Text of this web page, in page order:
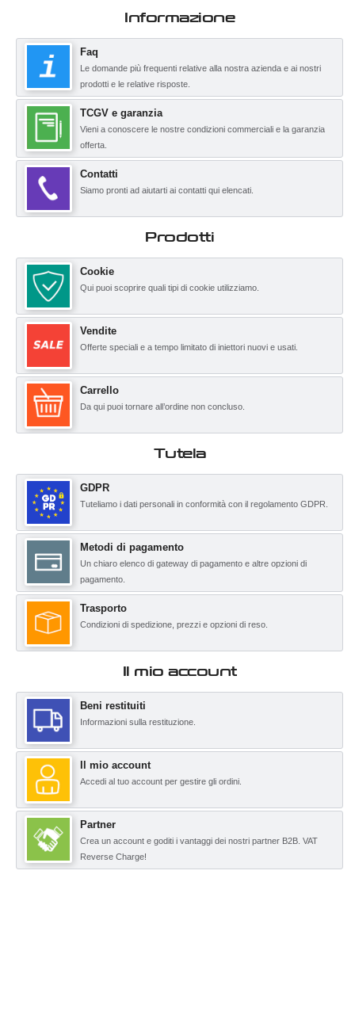
Informazione
Faq
Le domande più frequenti relative alla nostra azienda e ai nostri
prodotti e le relative risposte.
TCGV e garanzia
Vieni a conoscere le nostre condizioni commerciali e la garanzia
offerta.
Contatti
Siamo pronti ad aiutarti ai contatti qui elencati.
Prodotti
Cookie
Qui puoi scoprire quali tipi di cookie utilizziamo.
Vendite
Offerte speciali e a tempo limitato di iniettori nuovi e usati.
Carrello
Da qui puoi tornare all’ordine non concluso.
Tutela
GDPR
Tuteliamo i dati personali in conformità con il regolamento GDPR.
Metodi di pagamento
Un chiaro elenco di gateway di pagamento e altre opzioni di
pagamento.
Trasporto
Condizioni di spedizione, prezzi e opzioni di reso.
Il mio account
Beni restituiti
Informazioni sulla restituzione.
Il mio account
Accedi al tuo account per gestire gli ordini.
Partner
Crea un account e goditi i vantaggi dei nostri partner B2B. VAT
Reverse Charge!